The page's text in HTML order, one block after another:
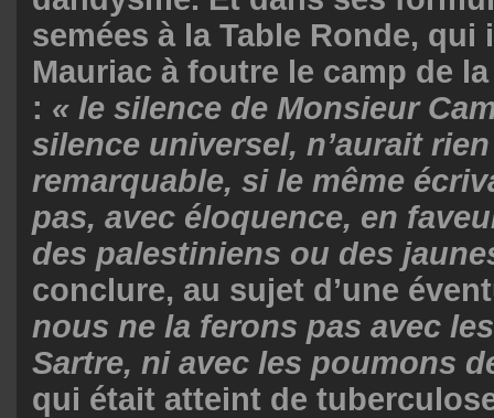
semées à la Table Ronde,
Mauriac à foutre le camp de
: « le silence de Monsieur
silence universel, n’aurait
remarquable, si le même
pas, avec éloquence, en
des palestiniens ou des
conclure, au sujet d’une
nous ne la ferons pas avec
Sartre, ni avec les poumons
qui était atteint de